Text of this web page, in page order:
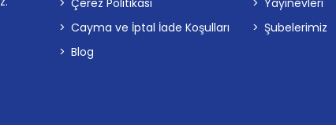
Çerez Politikası
Cayma ve İptal İade Koşulları
Blog
Yayınevleri
Şubelerimiz